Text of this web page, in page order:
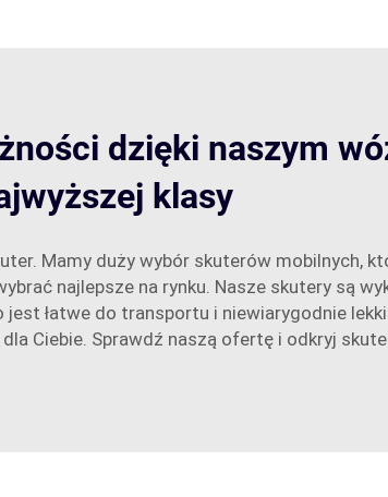
dzięki naszym
klasy
Mamy duży wybór skuterów mobilnych,
najlepsze na rynku. Nasze skutery są
łatwe do transportu i niewiarygodnie
Ciebie. Sprawdź naszą ofertę i odkryj